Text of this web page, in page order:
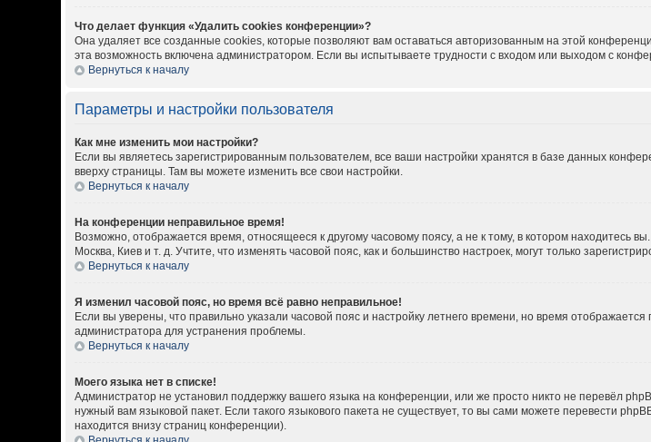
Что делает функция «Удалить cookies конференции»?
Она удаляет все созданные cookies, которые позволяют вам оставаться авторизованным на этой
эта возможность включена администратором. Если вы испытываете трудности с входом или выходом с
Вернуться к началу
Параметры и настройки пользователя
Как мне изменить мои настройки?
Если вы являетесь зарегистрированным пользователем, все ваши настройки хранятся в базе данных
вверху страницы. Там вы можете изменить все свои настройки.
Вернуться к началу
На конференции неправильное время!
Возможно, отображается время, относящееся к другому часовому поясу, а не к тому, в котором находитесь
Москва, Киев и т. д. Учтите, что изменять часовой пояс, как и большинство настроек, могут только
Вернуться к началу
Я изменил часовой пояс, но время всё равно неправильное!
Если вы уверены, что правильно указали часовой пояс и настройку летнего времени, но время
администратора для устранения проблемы.
Вернуться к началу
Моего языка нет в списке!
Администратор не установил поддержку вашего языка на конференции, или же просто никто не перевёл
нужный вам языковой пакет. Если такого языкового пакета не существует, то вы сами можете перевести
находится внизу страниц конференции).